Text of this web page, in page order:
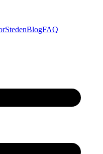
StedenBlogFAQ